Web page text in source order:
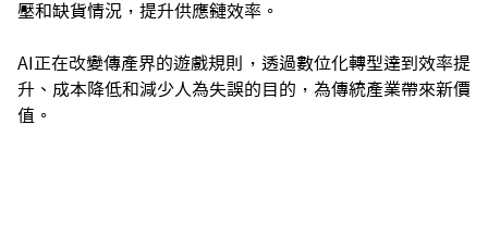
壓和缺貨情況，提升供應鏈效率。
AI正在改變傳產界的遊戲規則，透過數位化轉型達到效率提
升、成本降低和減少人為失誤的目的，為傳統產業帶來新價
值。